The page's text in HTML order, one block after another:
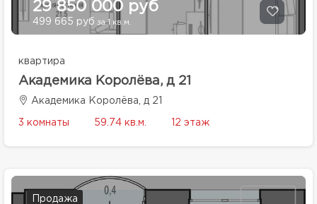
29 850 000 руб
499 665 руб за 1 кв.м.
квартира
Академика Королёва, д 21
Академика Королёва, д 21
3 комнаты 59.74 кв.м. 12 этаж
Продажа